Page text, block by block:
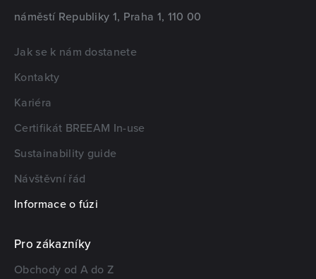
náměstí Republiky 1, Praha 1, 110 00
Jak se k nám dostanete
Kontakty
Kariéra
Certifikát BREEAM In-use
Sustainability guide
Návštěvní řád
Informace o fúzi
Pro zákazníky
Obchody od A do Z